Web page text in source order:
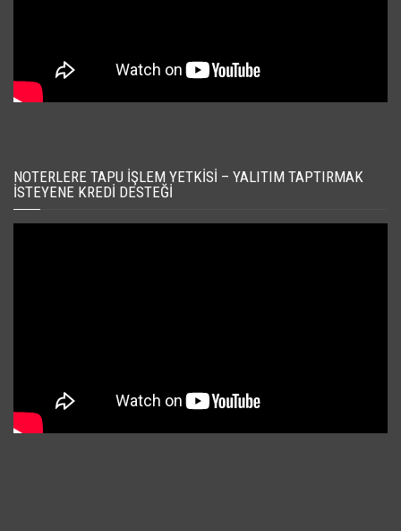
NOTERLERE TAPU İŞLEM YETKISI – YALITIM TAPTIRMAK
İSTEYENE KREDI DESTEĞI